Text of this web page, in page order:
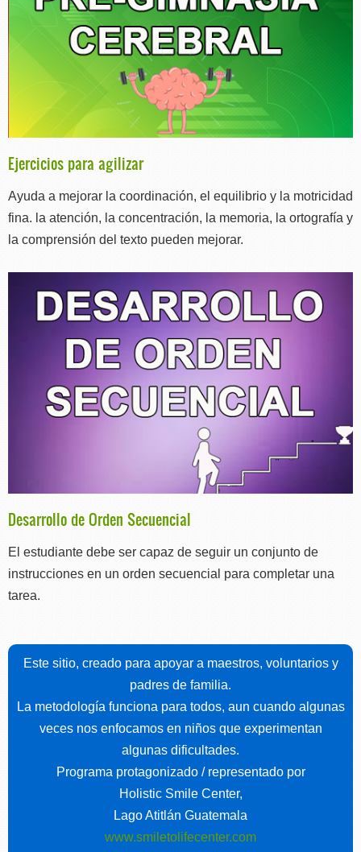
Ejercicios para agilizar
Ayuda a mejorar la coordinación, el equilibrio y la motricidad
fina. la atención, la concentración, la memoria, la ortografía y
la comprensión del texto pueden mejorar.
Desarrollo de Orden Secuencial
El estudiante debe ser capaz de seguir un conjunto de
instrucciones en un orden secuencial para completar una
tarea.
Este sitio, creado para apoyar a maestros, voluntarios y
padres de familia.
La metodología funciona para todos, aun cuando algunas
veces nos enfocamos en niños que experimentan
algunas dificultades.
Programa protagonizado / representado por
Holistic Smile Center,
Lago Atitlán Guatemala
www.smiletolifecenter.com